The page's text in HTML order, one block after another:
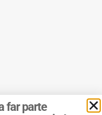
far parte